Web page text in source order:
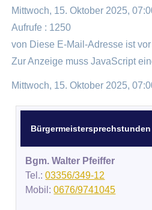
Mittwoch, 15. Oktober 2025,
Aufrufe : 1250
von Diese E-Mail-Adresse ist
Zur Anzeige muss JavaScript
Mittwoch, 15. Oktober 2025,
Bürgermeistersprechstunden
Bgm. Walter Pfeiffer
Tel.:03356/349-12
Mobil:0676/9741045